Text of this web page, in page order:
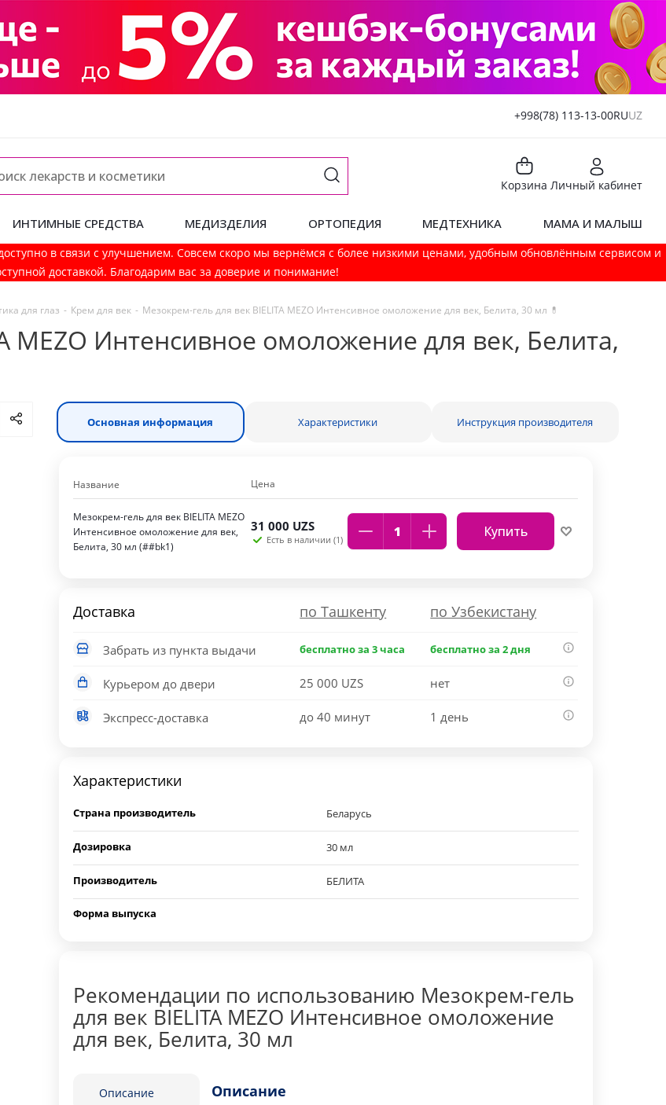
+998(78) 113-13-00RUUZ
Корзина Личный кабинет
ИНТИМНЫЕ СРЕДСТВА МЕДИЗДЕЛИЯ ОРТОПЕДИЯ МЕДТЕХНИКА МАМА И МАЛЫШ
в связи с улучшением. Совсем скоро мы вернёмся с более низкими ценами, удобным обновлённым сервисом и
доставкой. Благодарим вас за доверие и понимание!
для глаз - Крем для век - Мезокрем-гель для век BIELITA MEZO Интенсивное омоложение для век, Белита, 30 мл 💊
MEZO Интенсивное омоложение для век, Белита,
Основная информация Характеристики Инструкция производителя
Название Цена
Мезокрем-гель для век BIELITA MEZO
Интенсивное омоложение для век,
Белита, 30 мл (##bk1)
31 000 UZS
Есть в наличии (1) Купить
Доставка по Ташкенту по Узбекистану
Забрать из пункта выдачи бесплатно за 3 часа бесплатно за 2 дня
Курьером до двери 25 000 UZS нет
Экспресс-доставка до 40 минут 1 день
Характеристики
Страна производитель Беларусь
Дозировка 30 мл
Производитель БЕЛИТА
Форма выпуска
Рекомендации по использованию Мезокрем-гель
для век BIELITA MEZO Интенсивное омоложение
для век, Белита, 30 мл
Описание Описание